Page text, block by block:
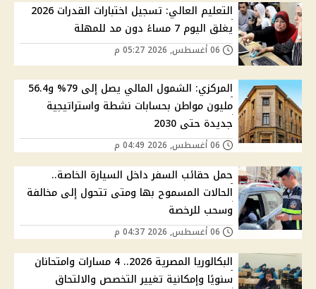
التعليم العالي: تسجيل اختبارات القدرات 2026
يغلق اليوم 7 مساءً دون مد للمهلة
المركزي: الشمول المالي يصل إلى 79% و56.4
مليون مواطن بحسابات نشطة واستراتيجية
جديدة حتى 2030
حمل حقائب السفر داخل السيارة الخاصة..
الحالات المسموح بها ومتى تتحول إلى مخالفة
وسحب للرخصة
البكالوريا المصرية 2026.. 4 مسارات وامتحانان
سنويًا وإمكانية تغيير التخصص والالتحاق